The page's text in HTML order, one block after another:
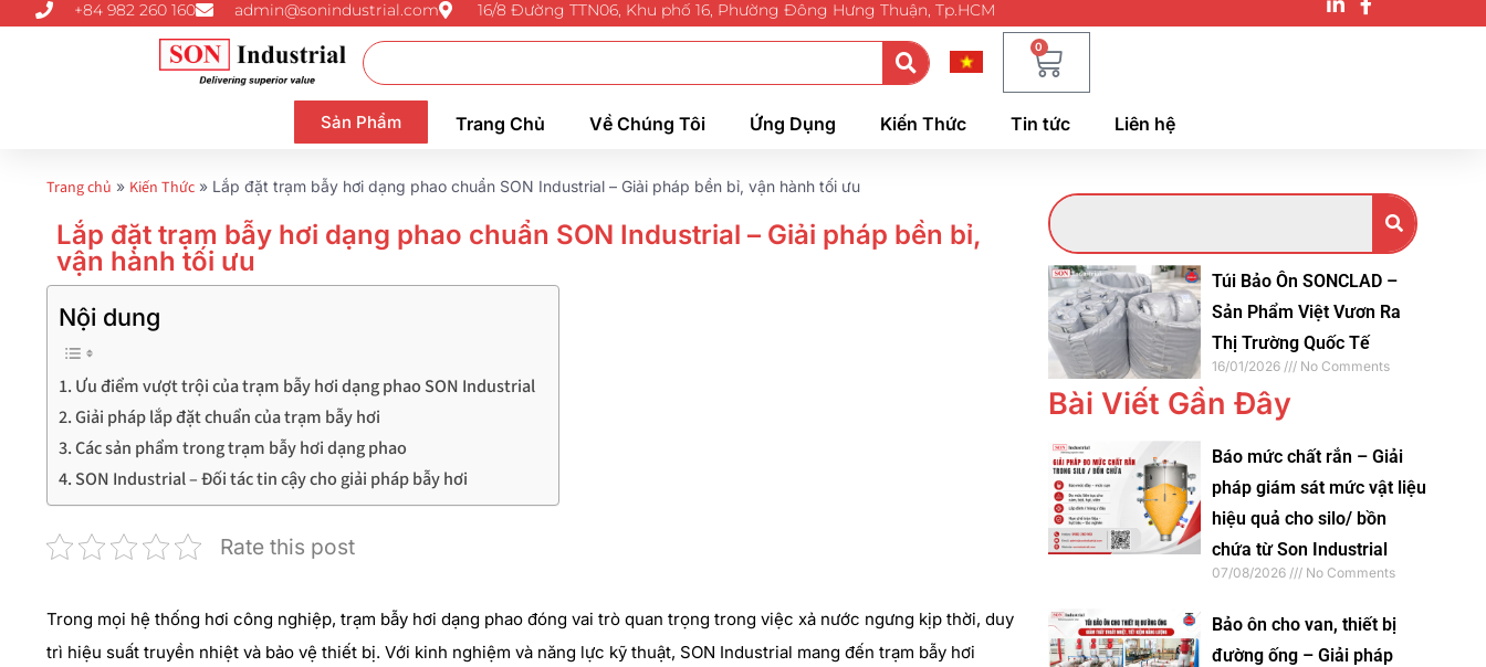
+84 982 260 160 admin@sonindustrial.com 16/8 Đường TTN06, Khu phố 16, Phường Đông Hưng Thuận, Tp.HCM
0
Sản Phẩm Trang Chủ Về Chúng Tôi Ứng Dụng Kiến Thức Tin tức Liên hệ
Trang chủ » Kiến Thức » Lắp đặt trạm bẫy hơi dạng phao chuẩn SON Industrial – Giải pháp bền bỉ, vận hành tối ưu
Lắp đặt trạm bẫy hơi dạng phao chuẩn SON Industrial – Giải pháp bền bỉ,
vận hành tối ưu
Nội dung
Ưu điểm vượt trội của trạm bẫy hơi dạng phao SON Industrial
Giải pháp lắp đặt chuẩn của trạm bẫy hơi
Các sản phẩm trong trạm bẫy hơi dạng phao
SON Industrial – Đối tác tin cậy cho giải pháp bẫy hơi
Rate this post
Trong mọi hệ thống hơi công nghiệp, trạm bẫy hơi dạng phao đóng vai trò quan trọng trong việc xả nước ngưng kịp thời, duy
trì hiệu suất truyền nhiệt và bảo vệ thiết bị. Với kinh nghiệm và năng lực kỹ thuật, SON Industrial mang đến trạm bẫy hơi
Túi Bảo Ôn SONCLAD –
Sản Phẩm Việt Vươn Ra
Thị Trường Quốc Tế
16/01/2026 No Comments
Bài Viết Gần Đây
Báo mức chất rắn – Giải
pháp giám sát mức vật liệu
hiệu quả cho silo/ bồn
chứa từ Son Industrial
07/08/2026 No Comments
Bảo ôn cho van, thiết bị
đường ống – Giải pháp